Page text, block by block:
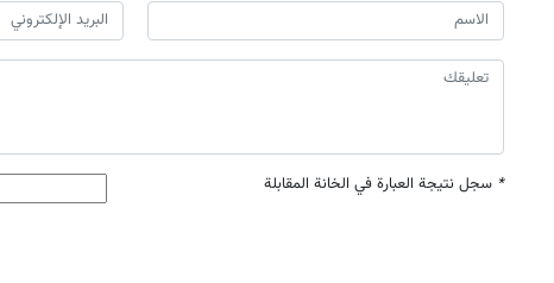
* سجل نتيجة العبارة في الخانة المقابلة